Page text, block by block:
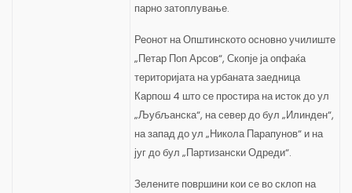
парно затоплување.
Реонот на Општинското основно училиште
„Петар Поп Арсов“, Скопје ја опфаќа
територијата на урбаната заедница
Карпош 4 што се простира на исток до ул
„Љубљанска“, на север до бул „Илинден“,
на запад до ул „Никола Парапунов“ и на
југ до бул „Партизански Одреди“.
Зелените површини кои се во склоп на